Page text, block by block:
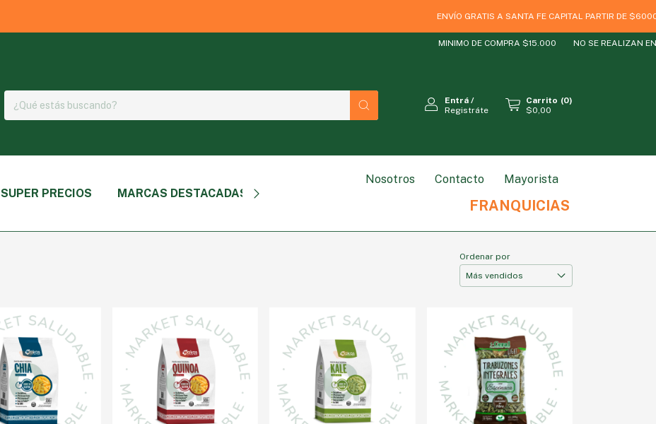
ENVÍO GRATIS A SANTA FE CAPITAL PARTIR DE $60000
MINIMO DE COMPRA $15.000 NO SE REALIZAN ENVIOS
Entrá/
Registráte
Carrito (0)
$0,00
SUPER PRECIOS MARCAS DESTACADAS
Nosotros Contacto Mayorista
FRANQUICIAS
Ordenar por